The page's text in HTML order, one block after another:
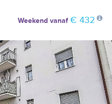
Weekendvanaf € 432